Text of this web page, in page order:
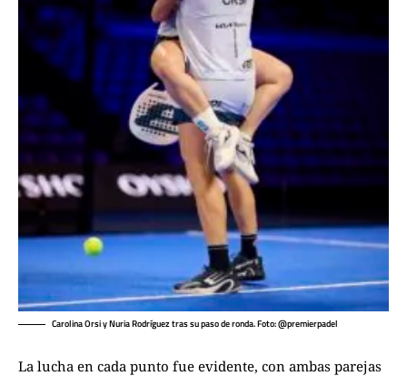
Carolina Orsi y Nuria Rodríguez tras su paso de ronda. Foto: @premierpadel
La lucha en cada punto fue evidente, con ambas parejas